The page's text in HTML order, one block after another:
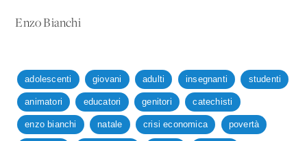
Enzo Bianchi
adolescenti giovani adulti insegnanti studenti
animatori educatori genitori catechisti
enzo bianchi natale crisi economica povertà